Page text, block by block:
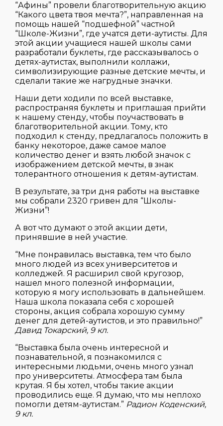
“Афины” провели благотворительную акцию
“Какого цвета твоя мечта?”, направленная на
помощь нашей “подшефной” частной
“Школе-Жизни”, где учатся дети-аутисты. Для
этой акции учащиеся нашей школы сами
разработали буклеты, где рассказывалось о
детях-аутистах, выполнили коллажи,
символизирующие разные детские мечты, и
сделали такие же нагрудные значки.
Наши дети ходили по всей выставке,
распространяя буклеты и приглашая прийти
к нашему стенду, чтобы поучаствовать в
благотворительной акции. Тому, кто
подходил к стенду, предлагалось положить в
банку некоторое, даже самое малое
количество денег и взять любой значок с
изображением детской мечты, в знак
толерантного отношения к детям-аутистам.
В результате, за три дня работы на выставке
мы собрали 2320 гривен для “Школы-
Жизни”!
А вот что думают о этой акции дети,
принявшие в ней участие.
“Мне понравилась выставка, тем что было
много людей из всех университетов и
колледжей. Я расширил свой кругозор,
нашел много полезной информации,
которую я могу использовать в дальнейшем.
Наша школа показала себя с хорошей
стороны, акция собрала хорошую сумму
денег для детей-аутистов, и это правильно!”
Давид Токарский, 9 кл.
“Выставка была очень интересной и
познавательной, я познакомился с
интересными людьми, очень много узнал
про университеты. Атмосфера там была
крутая. Я бы хотел, чтобы такие акции
проводились еще. Я думаю, что мы неплохо
помогли детям-аутистам.” Радион Коденский,
9 кл.